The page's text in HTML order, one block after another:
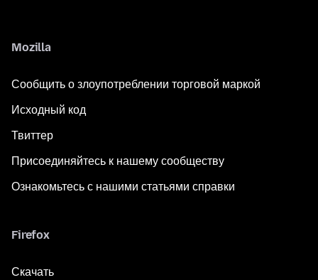
Mozilla
Сообщить о злоупотреблении торговой маркой
Исходный код
Твиттер
Присоединяйтесь к нашему сообществу
Ознакомьтесь с нашими статьями справки
Firefox
Скачать